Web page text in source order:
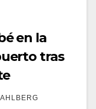
en la
tras